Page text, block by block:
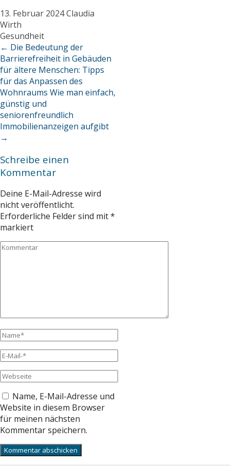
13. Februar 2024Claudia
Wirth
Gesundheit
← Die Bedeutung der
Barrierefreiheit in Gebäuden
für ältere Menschen: Tipps
für das Anpassen des
Wohnraums Wie man einfach,
günstig und
seniorenfreundlich
Immobilienanzeigen aufgibt
→
Schreibe einen
Kommentar
Deine E-Mail-Adresse wird
nicht veröffentlicht.
Erforderliche Felder sind mit*
markiert
Name, E-Mail-Adresse und
Website in diesem Browser
für meinen nächsten
Kommentar speichern.